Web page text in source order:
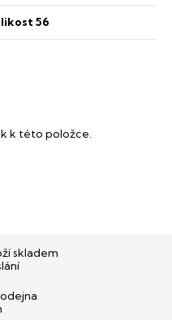
56
k této položce.
skladem